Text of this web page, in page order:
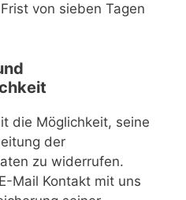
von sieben Tagen
die Möglichkeit, seine
der
zu widerrufen.
Mail Kontakt mit uns